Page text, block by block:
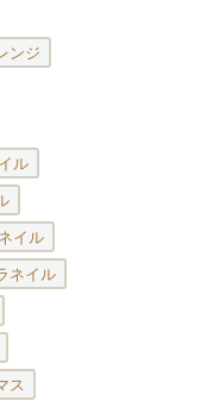
ンジ
ル
イル
ネイル
ス